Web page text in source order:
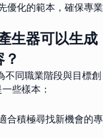
優化的範本，確保專業
生器可以生成
同職業階段與目標創
些樣本：
合積極尋找新機會的專